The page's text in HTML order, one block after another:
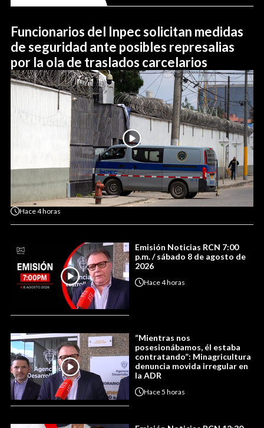
Funcionarios del Inpec solicitan medidas
de seguridad ante posibles represalias
por la ola de traslados carcelarios
Hace4 horas
Emisión Noticias RCN 7:00
p.m. / sábado 8 de agosto de
2026
Hace4 horas
“Mientras nos
posesionábamos, él estaba
contratando”: Minagricultura
denuncia movida irregular en
la ADR
Hace5 horas